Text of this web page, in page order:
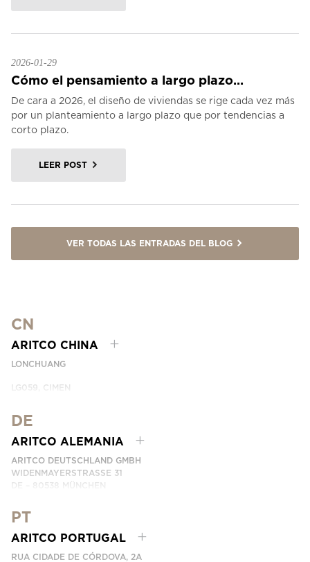
2026-01-29
Cómo el pensamiento a largo plazo...
De cara a 2026, el diseño de viviendas se rige cada vez más
por un planteamiento a largo plazo que por tendencias a
corto plazo.
LEER POST
VER TODAS LAS ENTRADAS DEL BLOG
CN
ARITCO CHINA
LONCHUANG
LG059, CIMEN
SHANGHAI, CHINA
EMAIL:INFO.CHINA@ARITCO.COM
NÚMERO DE TELÉFONO: +86 400 6233 121
CONTÁCTANOS
DE
ARITCO ALEMANIA
ARITCO DEUTSCHLAND GMBH
WIDENMAYERSTRASSE 31
DE – 80538 MÜNCHEN
NÚMERO DE TELÉFONO: +49 7123 9597272
CONTÁCTANOS
PT
ARITCO PORTUGAL
RUA CIDADE DE CÓRDOVA, 2A